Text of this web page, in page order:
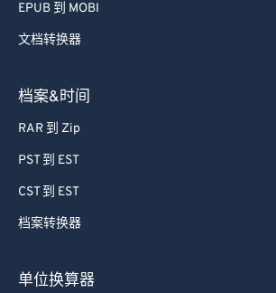
EPUB 到 MOBI
文档转换器
档案&时间
RAR 到 Zip
PST 到 EST
CST 到 EST
档案转换器
单位换算器